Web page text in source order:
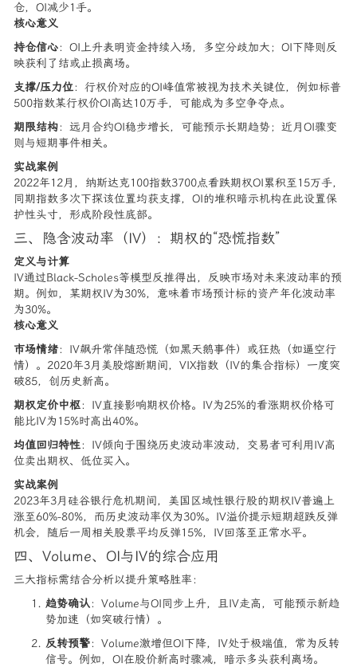
仓，OI减少1手。
核心意义
持仓信心：OI上升表明资金持续入场，多空分歧加大；OI下降则反
映获利了结或止损离场。
支撑/压力位：行权价对应的OI峰值常被视为技术关键位，例如标普
500指数某行权价OI高达10万手，可能成为多空争夺点。
期限结构：远月合约OI稳步增长，可能预示长期趋势；近月OI骤变
则与短期事件相关。
实战案例
2022年12月，纳斯达克100指数3700点看跌期权OI累积至15万手，
同期指数多次下探该位置均获支撑，OI的堆积暗示机构在此设置保
护性头寸，形成阶段性底部。
三、隐含波动率（IV）：期权的“恐慌指数”
定义与计算
IV通过Black-Scholes等模型反推得出，反映市场对未来波动率的预
期。例如，某期权IV为30%，意味着市场预计标的资产年化波动率
为30%。
核心意义
市场情绪：IV飙升常伴随恐慌（如黑天鹅事件）或狂热（如逼空行
情）。2020年3月美股熔断期间，VIX指数（IV的集合指标）一度突
破85，创历史新高。
期权定价中枢：IV直接影响期权价格。IV为25%的看涨期权价格可
能比IV为15%时高出40%。
均值回归特性：IV倾向于围绕历史波动率波动，交易者可利用IV高
位卖出期权、低位买入。
实战案例
2023年3月硅谷银行危机期间，美国区域性银行股的期权IV普遍上
涨至60%-80%，而历史波动率仅为30%。IV溢价提示短期超跌反弹
机会，随后一周相关股票平均反弹15%，IV回落至正常水平。
四、Volume、OI与IV的综合应用
三大指标需结合分析以提升策略胜率：
趋势确认：Volume与OI同步上升，且IV走高，可能预示新趋
势加速（如突破行情）。
反转预警：Volume激增但OI下降，IV处于极端值，常为反转
信号。例如，OI在股价新高时骤减，暗示多头获利离场。